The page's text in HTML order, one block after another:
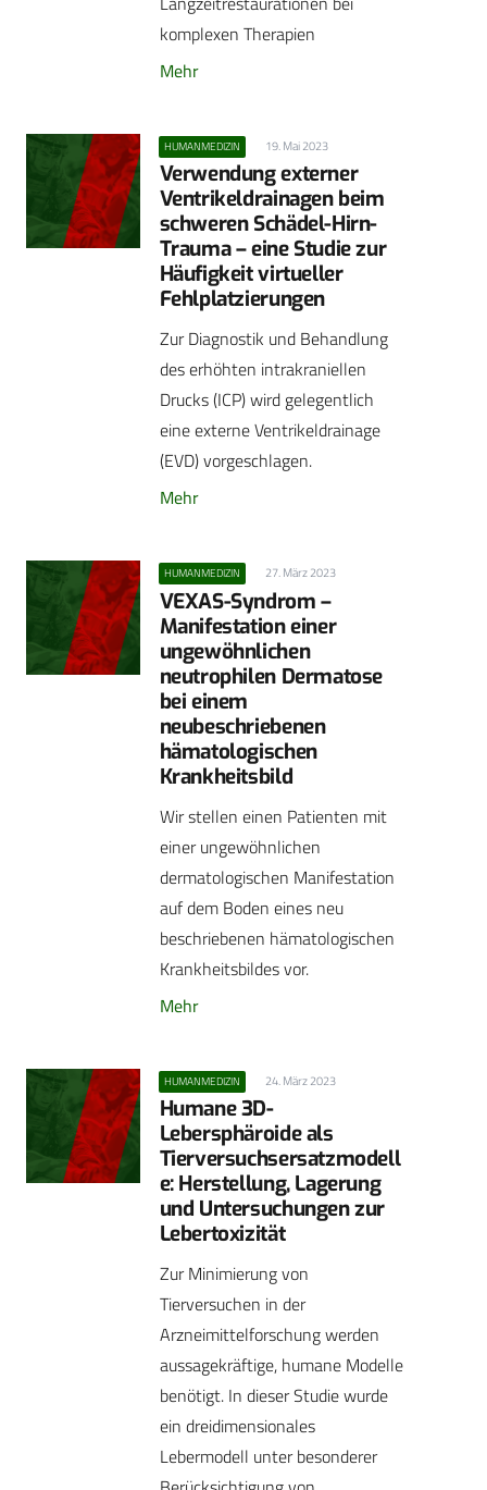
komplexen Therapien
Mehr
HUMANMEDIZIN 19. Mai 2023
Verwendung externer
Ventrikeldrainagen beim
schweren Schädel-Hirn-
Trauma – eine Studie zur
Häufigkeit virtueller
Fehlplatzierungen
Zur Diagnostik und Behandlung
des erhöhten intrakraniellen
Drucks (ICP) wird gelegentlich
eine externe Ventrikeldrainage
(EVD) vorgeschlagen.
Mehr
HUMANMEDIZIN 27. März 2023
VEXAS-Syndrom –
Manifestation einer
ungewöhnlichen
neutrophilen Dermatose
bei einem
neubeschriebenen
hämatologischen
Krankheitsbild
Wir stellen einen Patienten mit
einer ungewöhnlichen
dermatologischen Manifestation
auf dem Boden eines neu
beschriebenen hämatologischen
Krankheitsbildes vor.
Mehr
HUMANMEDIZIN 24. März 2023
Humane 3D-
Lebersphäroide als
Tierversuchsersatzmodell
e: Herstellung, Lagerung
und Untersuchungen zur
Lebertoxizität
Zur Minimierung von
Tierversuchen in der
Arzneimittelforschung werden
aussagekräftige, humane Modelle
benötigt. In dieser Studie wurde
ein dreidimensionales
Lebermodell unter besonderer